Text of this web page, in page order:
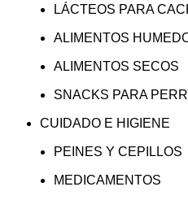
LÁCTEOS PARA
ALIMENTOS
ALIMENTOS SECOS
SNACKS PARA
CUIDADO E HIGIENE
PEINES Y CEPILLOS
MEDICAMENTOS